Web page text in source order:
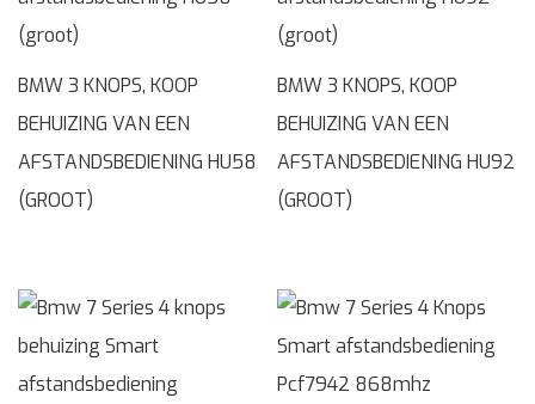
BMW 3 KNOPS, KOOP
BEHUIZING VAN EEN
AFSTANDSBEDIENING HU58
(GROOT)
BMW 3 KNOPS, KOOP
BEHUIZING VAN EEN
AFSTANDSBEDIENING HU92
(GROOT)